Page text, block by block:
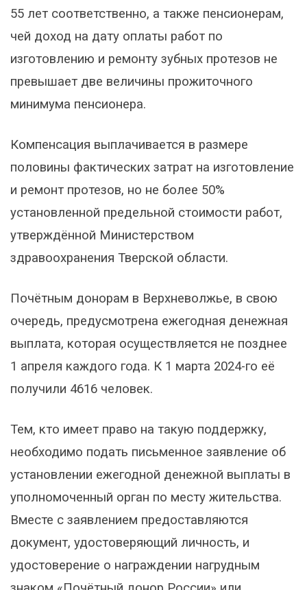
55 лет соответственно, а также пенсионерам,
чей доход на дату оплаты работ по
изготовлению и ремонту зубных протезов не
превышает две величины прожиточного
минимума пенсионера.
Компенсация выплачивается в размере
половины фактических затрат на изготовление
и ремонт протезов, но не более 50%
установленной предельной стоимости работ,
утверждённой Министерством
здравоохранения Тверской области.
Почётным донорам в Верхневолжье, в свою
очередь, предусмотрена ежегодная денежная
выплата, которая осуществляется не позднее
1 апреля каждого года. К 1 марта 2024-го её
получили 4616 человек.
Тем, кто имеет право на такую поддержку,
необходимо подать письменное заявление об
установлении ежегодной денежной выплаты в
уполномоченный орган по месту жительства.
Вместе с заявлением предоставляются
документ, удостоверяющий личность, и
удостоверение о награждении нагрудным